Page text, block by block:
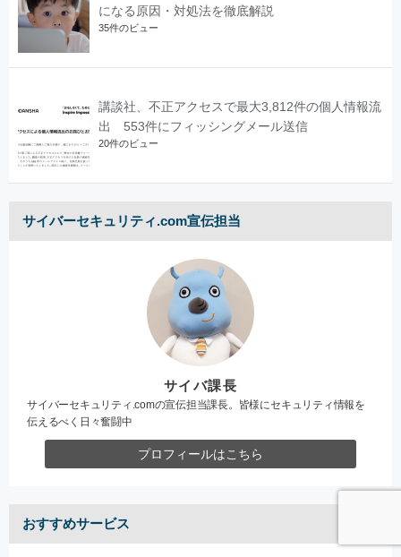
になる原因・対処法を徹底解説
35件のビュー
講談社、不正アクセスで最大3,812件の個人情報流
出 553件にフィッシングメール送信
20件のビュー
サイバーセキュリティ.com宣伝担当
サイバ課長
サイバーセキュリティ.comの宣伝担当課長。皆様にセキュリティ情報を
伝えるべく日々奮闘中
プロフィールはこちら
おすすめサービス